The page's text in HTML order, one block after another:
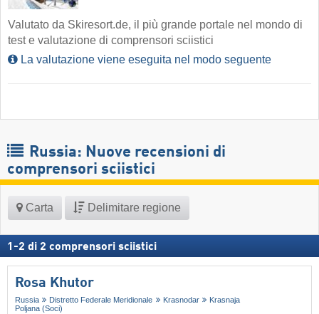
Valutato da Skiresort.de, il più grande portale nel mondo di
test e valutazione di comprensori sciistici
La valutazione viene eseguita nel modo seguente
Russia: Nuove recensioni di
comprensori sciistici
Carta Delimitare regione
1 -2 di 2 comprensori sciistici
Rosa Khutor
Russia Distretto Federale Meridionale Krasnodar
Krasnaja
Poljana (Soci)